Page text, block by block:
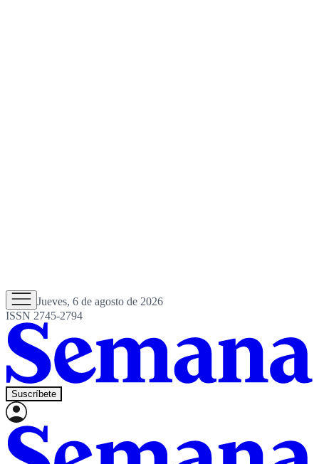
Jueves, 6 de agosto de 2026
ISSN 2745-2794
Suscríbete